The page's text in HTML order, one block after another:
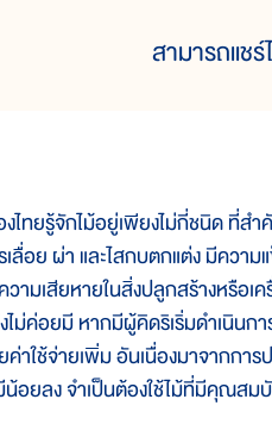
สามารถแช
ยรู้จักไม้อยู่เพียงไม่กี่ชนิด ที่สำ
ลื่อย ผ่า และไสกบตกแต่ง มีควา
ามเสียหายในสิ่งปลูกสร้างหรือเ
ม่ค่อยมี หากมีผู้คิดริเริ่มดำเนินก
ค่าใช้จ่ายเพิ่ม อันเนื่องมาจากก
อยลง จำเป็นต้องใช้ไม้ที่มีคุณส